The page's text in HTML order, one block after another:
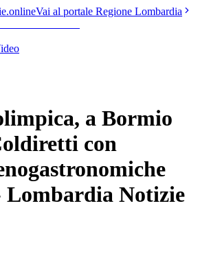
Vai al portale Regione Lombardia
a Bormio
con
Lombardia Notizie